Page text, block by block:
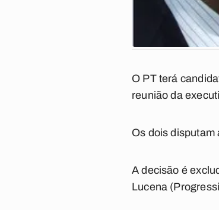
O PT terá
reunião da
Os dois disputam
A decisão é
Lucena